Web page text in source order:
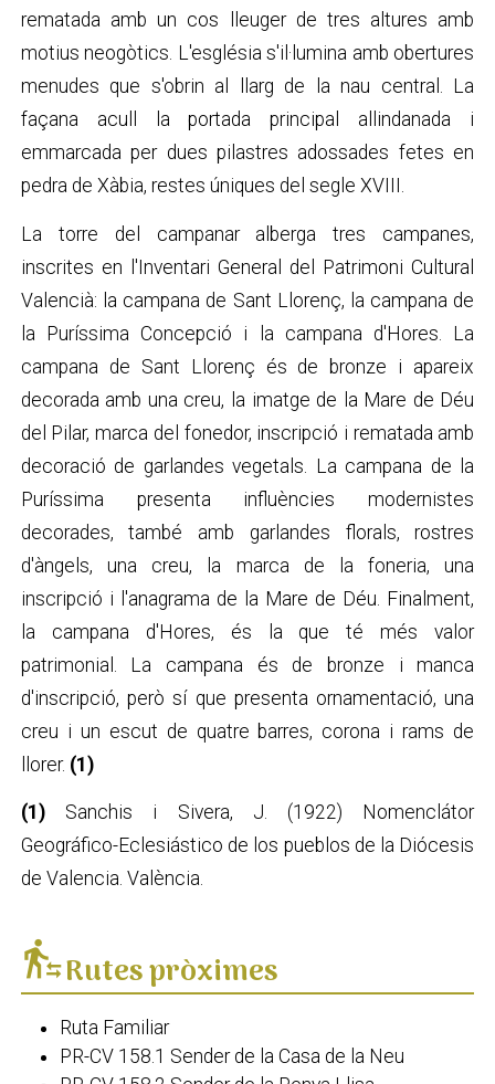
rematada amb un cos lleuger de tres altures amb
motius neogòtics. L'església s'il·lumina amb obertures
menudes que s'obrin al llarg de la nau central. La
façana acull la portada principal allindanada i
emmarcada per dues pilastres adossades fetes en
pedra de Xàbia, restes úniques del segle XVIII.
La torre del campanar alberga tres campanes,
inscrites en l'Inventari General del Patrimoni Cultural
Valencià: la campana de Sant Llorenç, la campana de
la Puríssima Concepció i la campana d'Hores. La
campana de Sant Llorenç és de bronze i apareix
decorada amb una creu, la imatge de la Mare de Déu
del Pilar, marca del fonedor, inscripció i rematada amb
decoració de garlandes vegetals. La campana de la
Puríssima presenta influències modernistes
decorades, també amb garlandes florals, rostres
d'àngels, una creu, la marca de la foneria, una
inscripció i l'anagrama de la Mare de Déu. Finalment,
la campana d'Hores, és la que té més valor
patrimonial. La campana és de bronze i manca
d'inscripció, però sí que presenta ornamentació, una
creu i un escut de quatre barres, corona i rams de
llorer. (1)
(1) Sanchis i Sivera, J. (1922) Nomenclátor
Geográfico-Eclesiástico de los pueblos de la Diócesis
de Valencia. València.
transfer_within_a_stationRutes pròximes
Ruta Familiar
PR-CV 158.1 Sender de la Casa de la Neu